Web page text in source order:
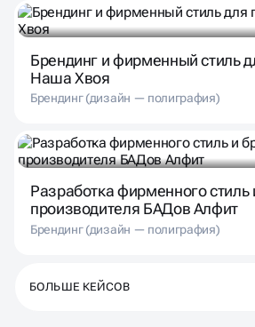
Брендинг и фирменный стиль
Наша Хвоя
Брендинг (дизайн — полиграфия)
Разработка фирменного стиль
производителя БАДов Алфит
Брендинг (дизайн — полиграфия)
БОЛЬШЕ КЕЙСОВ